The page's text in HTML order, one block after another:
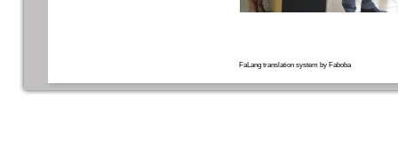
FaLang translation system by Faboba